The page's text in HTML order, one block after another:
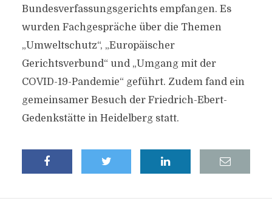
Bundesverfassungsgerichts empfangen. Es
wurden Fachgespräche über die Themen
„Umweltschutz“, „Europäischer
Gerichtsverbund“ und „Umgang mit der
COVID-19-Pandemie“ geführt. Zudem fand ein
gemeinsamer Besuch der Friedrich-Ebert-
Gedenkstätte in Heidelberg statt.